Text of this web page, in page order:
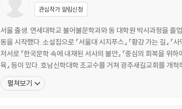
관심작가 알림신청
서울 출생. 연세대학교 불어불문학과와 동 대학원 박사과정을 졸
동을 시작했다. 소설집으로 『서울대 시지푸스』 『황강 가는 길』 『
저서로 『한국문학 속에 내재된 서사의 불안』 『중심의 회복을 위하
육』 등이 있다. 호남신학대학 조교수를 거쳐 광주새길교회를 개척
펼쳐보기